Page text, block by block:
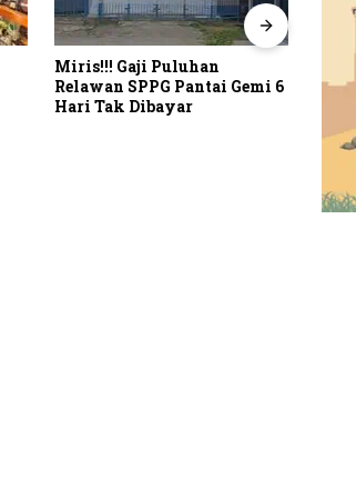
Miris!!! Gaji Puluhan
Relawan SPPG Pantai Gemi 6
Hari Tak Dibayar